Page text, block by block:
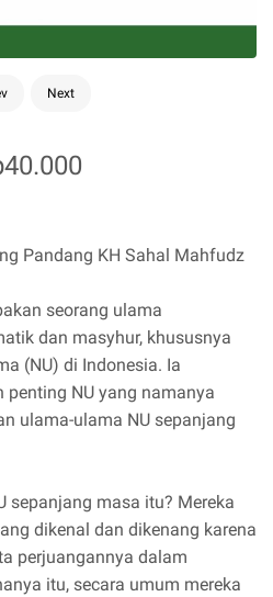
Next
Pandang KH Sahal Mahfudz
seorang ulama
dan masyhur, khususnya
(NU) di Indonesia. Ia
NU yang namanya
ulama-ulama NU sepanjang
sepanjang masa itu? Mereka
dikenal dan dikenang karena
perjuangannya dalam
itu, secara umum mereka